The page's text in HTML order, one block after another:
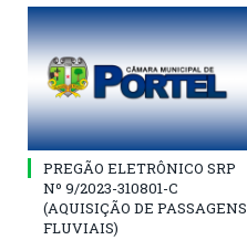
PREGÃO ELETRÔNICO SRP
Nº 9/2023-310801-C
(AQUISIÇÃO DE PASSAGENS
FLUVIAIS)